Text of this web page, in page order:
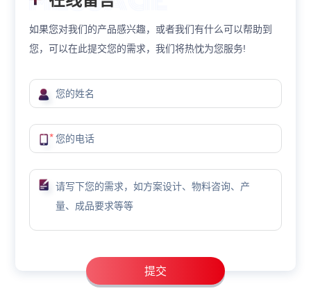
如果您对我们的产品感兴趣，或者我们有什么可以帮助到
您，可以在此提交您的需求，我们将热忱为您服务!